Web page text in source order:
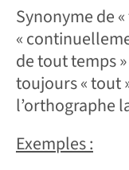
Synonyme de
«
de tout temps
toujours « tout
l’orthographe
Exemples :